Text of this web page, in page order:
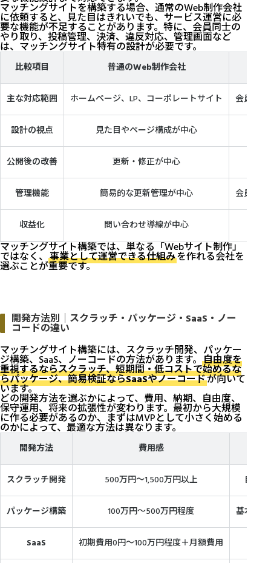
マッチングサイトを構築する場合、通常のWeb制作会社
に依頼すると、見た目はきれいでも、サービス運営に必
要な機能が不足することがあります。特に、会員同士の
やり取り、投稿管理、決済、違反対応、管理画面など
は、マッチングサイト特有の設計が必要です。
比較項目 普通のWeb制作会社
主な対応範囲 ホームページ、LP、コーポレートサイト 会員制
設計の視点 見た目やページ構成が中心
公開後の改善 更新・修正が中心
管理機能 簡易的な更新管理が中心 会員管
収益化 問い合わせ導線が中心
マッチングサイト構築では、単なる「Webサイト制作」
ではなく、 事業として運営できる仕組みを作れる会社を
選ぶことが重要です。
開発方法別｜スクラッチ・パッケージ・SaaS・ノー
コードの違い
マッチングサイト構築には、スクラッチ開発、パッケー
ジ構築、SaaS、ノーコードの方法があります。 自由度を
重視するならスクラッチ、短期間・低コストで始めるな
らパッケージ、簡易検証ならSaaSやノーコードが向いて
います。
どの開発方法を選ぶかによって、費用、納期、自由度、
保守運用、将来の拡張性が変わります。最初から大規模
に作る必要があるのか、まずはMVPとして小さく始める
のかによって、最適な方法は異なります。
開発方法 費用感
スクラッチ開発 500万円〜1,500万円以上 自由
パッケージ構築 100万円〜500万円程度 基本機
SaaS 初期費用0円〜100万円程度＋月額費用